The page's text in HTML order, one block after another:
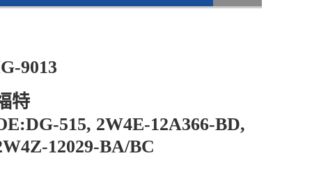
9013
特
515, 2W4E-12A366-BD,
12029-BA/BC